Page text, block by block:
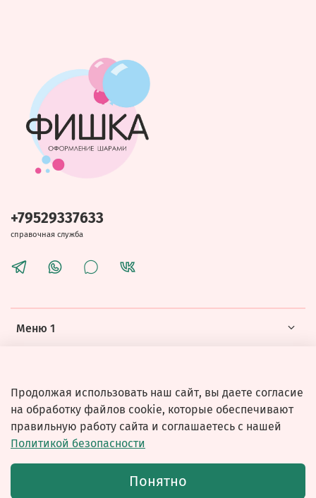
Меню 1
+79529337633
справочная служба
© 2026 Любое использование контента без письменного
Продолжая использовать наш сайт, вы даете согласие
на обработку файлов cookie, которые обеспечивают
правильную работу сайта и соглашаетесь с нашей
Политикой безопасности
Понятно